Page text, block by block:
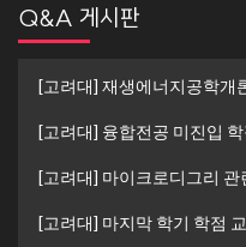
Q&A 게시판
[고려대] 재생에너지공학개
[고려대] 융합전공 미진입
[고려대] 마이크로디그리 관
[고려대] 마지막 학기 학점